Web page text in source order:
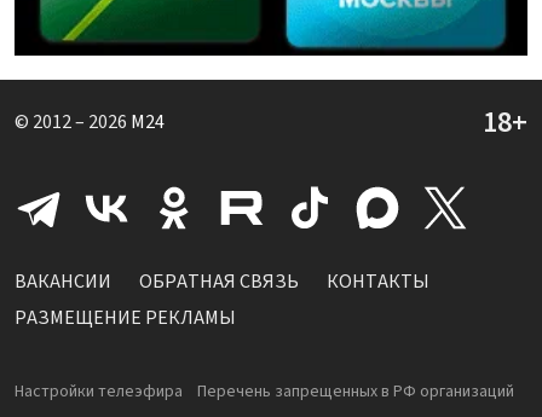
© 2012 – 2026 M24
ВАКАНСИИ ОБРАТНАЯ СВЯЗЬ
КОНТАКТЫ
РАЗМЕЩЕНИЕ РЕКЛАМЫ
Настройки телеэфира
Перечень запрещенных в РФ организаций